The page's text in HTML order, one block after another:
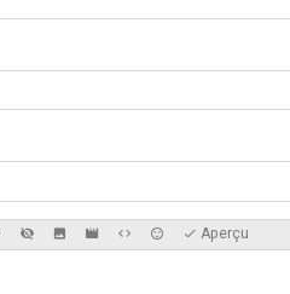
Aperçu